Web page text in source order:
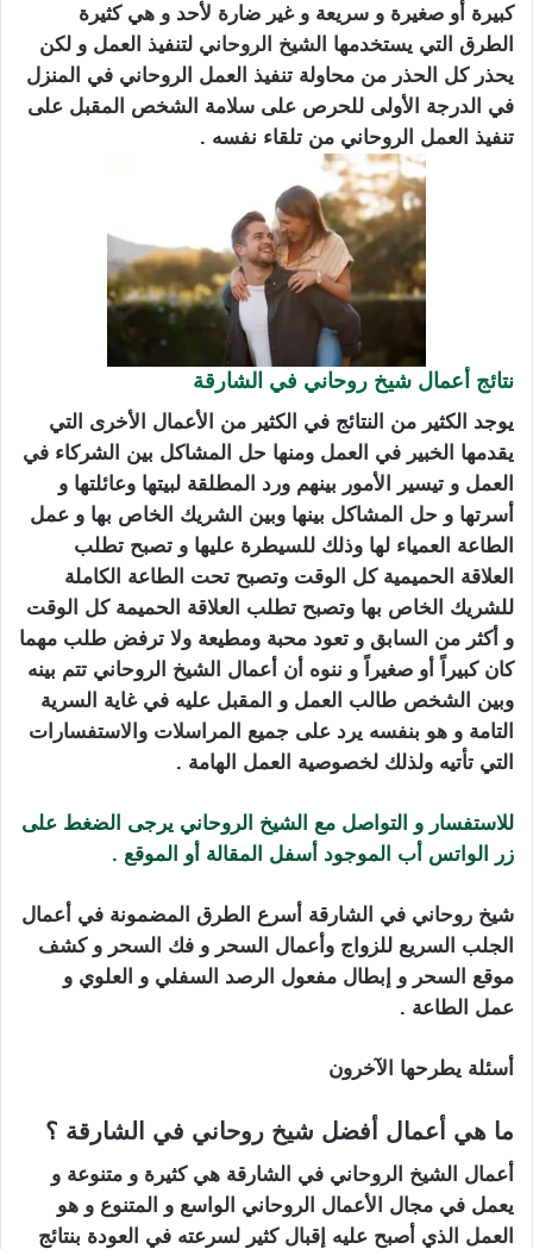
كبيرة أو صغيرة و سريعة و غير ضارة لأحد و هي كثيرة
الطرق التي يستخدمها الشيخ الروحاني لتنفيذ العمل و لكن
يحذر كل الحذر من محاولة تنفيذ العمل الروحاني في المنزل
في الدرجة الأولى للحرص على سلامة الشخص المقبل على
تنفيذ العمل الروحاني من تلقاء نفسه .
نتائج أعمال شيخ روحاني في الشارقة
يوجد الكثير من النتائج في الكثير من الأعمال الأخرى التي
يقدمها الخبير في العمل ومنها حل المشاكل بين الشركاء في
العمل و تيسير الأمور بينهم ورد المطلقة لبيتها وعائلتها و
أسرتها و حل المشاكل بينها وبين الشريك الخاص بها و عمل
الطاعة العمياء لها وذلك للسيطرة عليها و تصبح تطلب
العلاقة الحميمية كل الوقت وتصبح تحت الطاعة الكاملة
للشريك الخاص بها وتصبح تطلب العلاقة الحميمة كل الوقت
و أكثر من السابق و تعود محبة ومطيعة ولا ترفض طلب مهما
كان كبيراً أو صغيراً و ننوه أن أعمال الشيخ الروحاني تتم بينه
وبين الشخص طالب العمل و المقبل عليه في غاية السرية
التامة و هو بنفسه يرد على جميع المراسلات والاستفسارات
التي تأتيه ولذلك لخصوصية العمل الهامة .
للاستفسار و التواصل مع الشيخ الروحاني يرجى الضغط على
زر الواتس أب الموجود أسفل المقالة أو الموقع .
شيخ روحاني في الشارقة أسرع الطرق المضمونة في أعمال
الجلب السريع للزواج وأعمال السحر و فك السحر و كشف
موقع السحر و إبطال مفعول الرصد السفلي و العلوي و
عمل الطاعة .
أسئلة يطرحها الآخرون
ما هي أعمال أفضل شيخ روحاني في الشارقة ؟
أعمال الشيخ الروحاني في الشارقة هي كثيرة و متنوعة و
يعمل في مجال الأعمال الروحاني الواسع و المتنوع و هو
العمل الذي أصبح عليه إقبال كثير لسرعته في العودة بنتائج